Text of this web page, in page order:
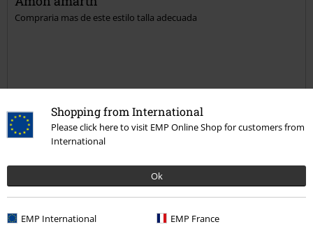
Shopping from International
Please click here to visit EMP Online Shop for customers from
International
Ok
EMP International EMP France
Compraria mas de este estilo talla adecuada
Diseño
5